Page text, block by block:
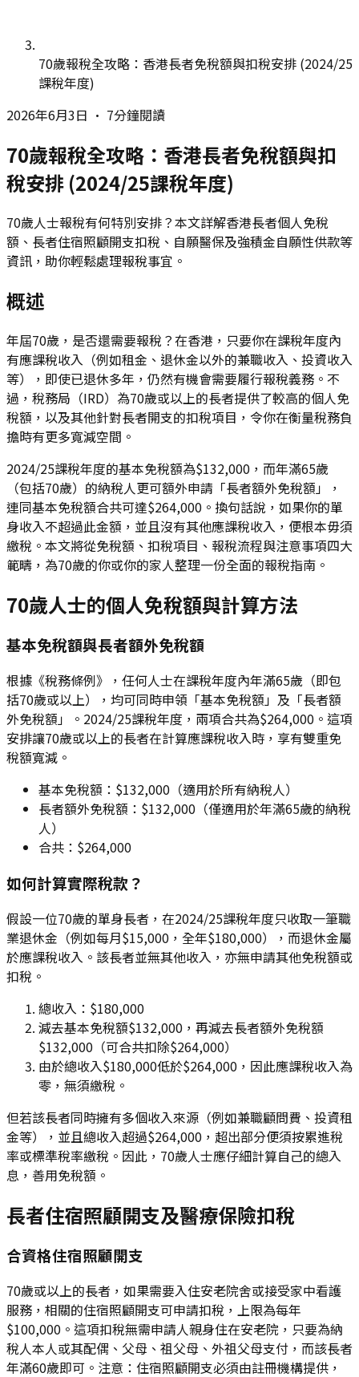
70歲報稅全攻略：香港長者免稅額與扣稅安排 (2024/25
課稅年度)
2026年6月3日 • 7分鐘閱讀
70歲報稅全攻略：香港長者免稅額與扣
稅安排 (2024/25課稅年度)
70歲人士報稅有何特別安排？本文詳解香港長者個人免稅
額、長者住宿照顧開支扣稅、自願醫保及強積金自願性供款等
資訊，助你輕鬆處理報稅事宜。
概述
年屆70歲，是否還需要報稅？在香港，只要你在課稅年度內
有應課稅收入（例如租金、退休金以外的兼職收入、投資收入
等），即使已退休多年，仍然有機會需要履行報稅義務。不
過，稅務局（IRD）為70歲或以上的長者提供了較高的個人免
稅額，以及其他針對長者開支的扣稅項目，令你在衡量稅務負
擔時有更多寬減空間。
2024/25課稅年度的基本免稅額為$132,000，而年滿65歲
（包括70歲）的納稅人更可額外申請「長者額外免稅額」，
連同基本免稅額合共可達$264,000。換句話說，如果你的單
身收入不超過此金額，並且沒有其他應課稅收入，便根本毋須
繳稅。本文將從免稅額、扣稅項目、報稅流程與注意事項四大
範疇，為70歲的你或你的家人整理一份全面的報稅指南。
70歲人士的個人免稅額與計算方法
基本免稅額與長者額外免稅額
根據《稅務條例》，任何人士在課稅年度內年滿65歲（即包
括70歲或以上），均可同時申領「基本免稅額」及「長者額
外免稅額」。2024/25課稅年度，兩項合共為$264,000。這項
安排讓70歲或以上的長者在計算應課稅收入時，享有雙重免
稅額寬減。
基本免稅額：$132,000（適用於所有納稅人）
長者額外免稅額：$132,000（僅適用於年滿65歲的納稅
人）
合共：$264,000
如何計算實際稅款？
假設一位70歲的單身長者，在2024/25課稅年度只收取一筆職
業退休金（例如每月$15,000，全年$180,000），而退休金屬
於應課稅收入。該長者並無其他收入，亦無申請其他免稅額或
扣稅。
總收入：$180,000
減去基本免稅額$132,000，再減去長者額外免稅額
$132,000（可合共扣除$264,000）
由於總收入$180,000低於$264,000，因此應課稅收入為
零，無須繳稅。
但若該長者同時擁有多個收入來源（例如兼職顧問費、投資租
金等），並且總收入超過$264,000，超出部分便須按累進稅
率或標準稅率繳稅。因此，70歲人士應仔細計算自己的總入
息，善用免稅額。
長者住宿照顧開支及醫療保險扣稅
合資格住宿照顧開支
70歲或以上的長者，如果需要入住安老院舍或接受家中看護
服務，相關的住宿照顧開支可申請扣稅，上限為每年
$100,000。這項扣稅無需申請人親身住在安老院，只要為納
稅人本人或其配偶、父母、祖父母、外祖父母支付，而該長者
年滿60歲即可。注意：住宿照顧開支必須由註冊機構提供，